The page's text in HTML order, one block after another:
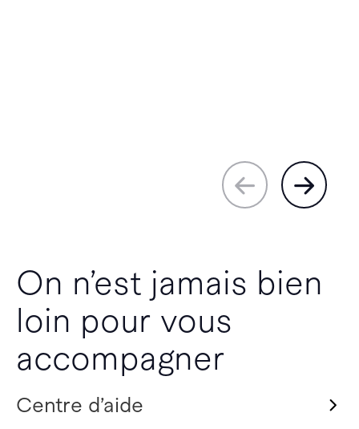
On n’est jamais bien
loin pour vous
accompagner
Centre d’aide